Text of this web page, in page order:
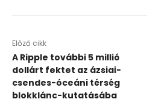
Előző cikk
A Ripple további 5 millió
dollárt fektet az ázsiai-
csendes-óceáni térség
blokklánc-kutatásába